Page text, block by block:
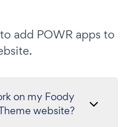
add POWR apps to
on my Foody
website?